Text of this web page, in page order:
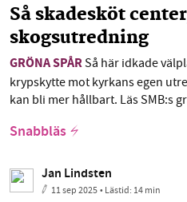
Så skadesköt
skogsutredning
GRÖNA SPÅRSå här idkade
krypskytte mot kyrkans egen
kan bli mer hållbart. Läs SMB:s
Snabbläs
Jan Lindsten
11 sep 2025• Lästid: 14 min